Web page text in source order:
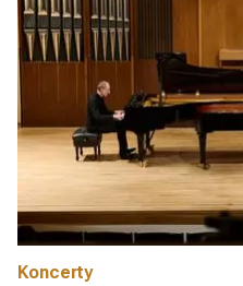
Koncerty